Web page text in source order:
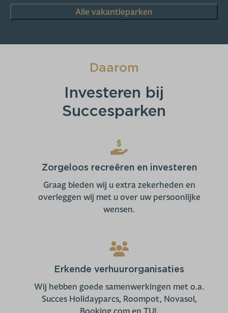
Alle vakantieparken
Daarom
Investeren bij
Succesparken
Zorgeloos recreëren en investeren
Graag bieden wij u extra zekerheden en
overleggen wij met u over uw persoonlijke
wensen.
Erkende verhuurorganisaties
Wij hebben goede samenwerkingen met o.a.
Succes Holidayparcs, Roompot, Novasol,